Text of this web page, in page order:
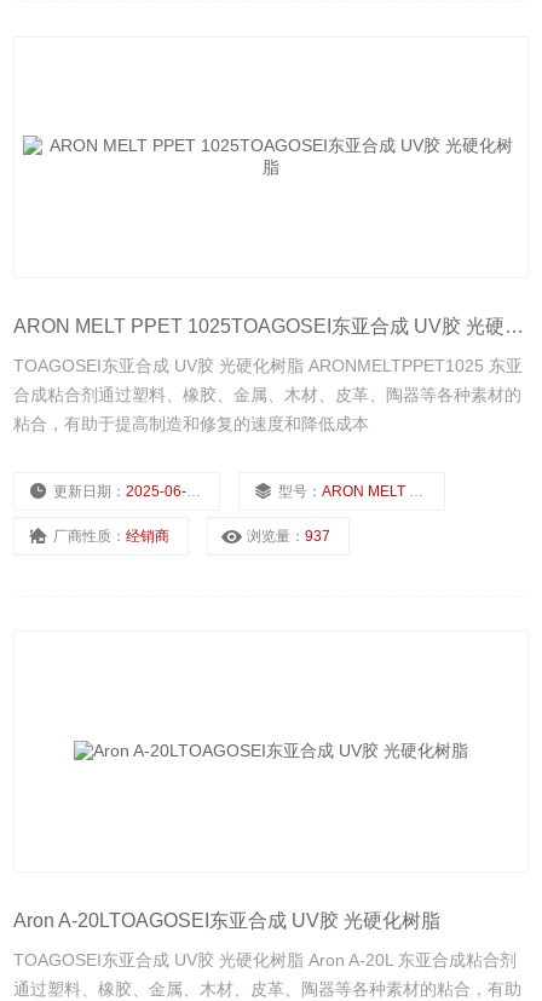
ARON MELT PPET 1025TOAGOSEI东亚合成 UV胶 光硬化树脂
TOAGOSEI东亚合成 UV胶 光硬化树脂 ARONMELTPPET1025 东亚
合成粘合剂通过塑料、橡胶、金属、木材、皮革、陶器等各种素材的
粘合，有助于提高制造和修复的速度和降低成本
更新日期：2025-06-28 型号：ARON MELT PPET 1025
厂商性质：经销商 浏览量：937
Aron A-20LTOAGOSEI东亚合成 UV胶 光硬化树脂
TOAGOSEI东亚合成 UV胶 光硬化树脂 Aron A-20L 东亚合成粘合剂
通过塑料、橡胶、金属、木材、皮革、陶器等各种素材的粘合，有助